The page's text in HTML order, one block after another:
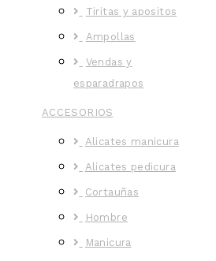
Tiritas y apositos
Ampollas
Vendas y
esparadrapos
ACCESORIOS
Alicates manicura
Alicates pedicura
Cortauñas
Hombre
Manicura